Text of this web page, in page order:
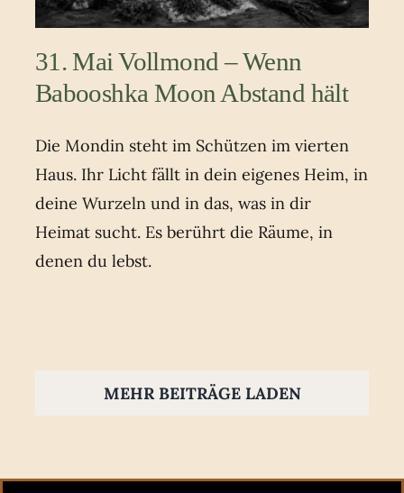
31. Mai Vollmond – Wenn
Babooshka Moon Abstand hält
Die Mondin steht im Schützen im vierten
Haus. Ihr Licht fällt in dein eigenes Heim, in
deine Wurzeln und in das, was in dir
Heimat sucht. Es berührt die Räume, in
denen du lebst.
MEHR BEITRÄGE LADEN